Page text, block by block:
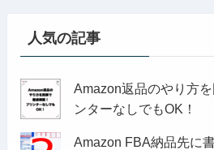
人気の記事
Amazon返品のやり方
ンターなしでもOK！
Amazon FBA納品先に